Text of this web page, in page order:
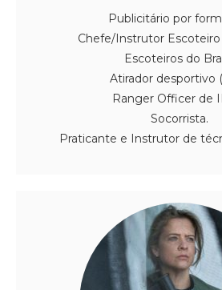
Publicitário por
Chefe/Instrutor Escoteiro
Escoteiros do
Atirador desportivo
Ranger Officer de
Socorrista.
Praticante e Instrutor de